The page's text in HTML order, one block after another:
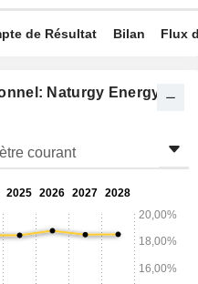
de Résultat Bilan Flux
Naturgy Energy
courant